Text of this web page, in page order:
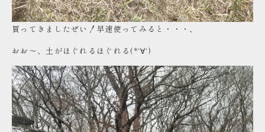
買ってきましたぜい！早速使ってみると・・・、
おお～、土がほぐれるほぐれる(*‘∀‘)